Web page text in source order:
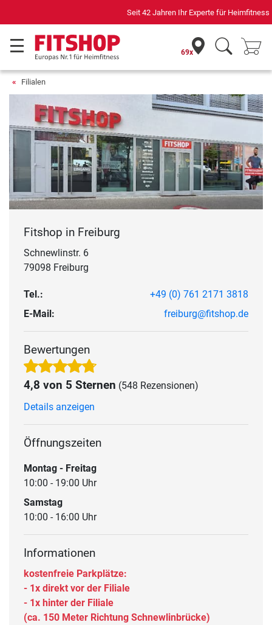
Seit 42 Jahren Ihr Experte für Heimfitness
69x
Filialen
Fitshop in Freiburg
Schnewlinstr. 6
79098 Freiburg
Tel.:
+49 (0) 761 2171 3818
E-Mail:
freiburg@fitshop.de
Bewertungen
4,8 von 5 Sternen (548 Rezensionen)
Details anzeigen
Öffnungszeiten
Montag - Freitag
10:00 - 19:00 Uhr
Samstag
10:00 - 16:00 Uhr
Informationen
kostenfreie Parkplätze:
- 1x direkt vor der Filiale
- 1x hinter der Filiale
(ca. 150 Meter Richtung Schnewlinbrücke)